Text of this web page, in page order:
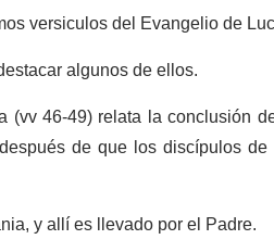
versiculos del Evangelio de
algunos de ellos.
46-49) relata la conclusión
de que los discípulos
y allí es llevado por el Padre.